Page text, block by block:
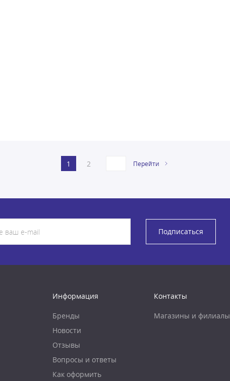
1 2 Перейти
Подписаться
Информация
Бренды
Новости
Отзывы
Вопросы и ответы
Как оформить
Контакты
Магазины и филиалы